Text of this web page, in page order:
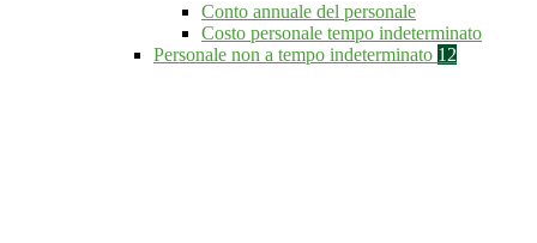
Conto annuale del personale
Costo personale tempo indeterminato
Personale non a tempo indeterminato 12